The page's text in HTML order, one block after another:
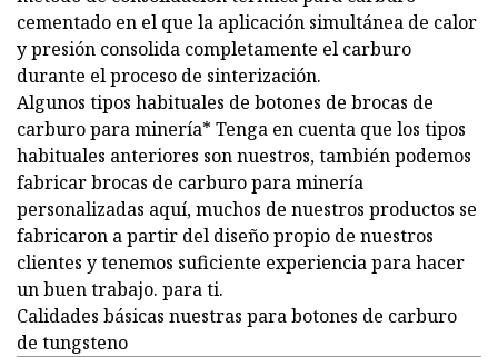
cementado en el que la aplicación simultánea de calor
y presión consolida completamente el carburo
durante el proceso de sinterización.
Algunos tipos habituales de botones de brocas de
carburo para minería* Tenga en cuenta que los tipos
habituales anteriores son nuestros, también podemos
fabricar brocas de carburo para minería
personalizadas aquí, muchos de nuestros productos se
fabricaron a partir del diseño propio de nuestros
clientes y tenemos suficiente experiencia para hacer
un buen trabajo. para ti.
Calidades básicas nuestras para botones de carburo
de tungsteno